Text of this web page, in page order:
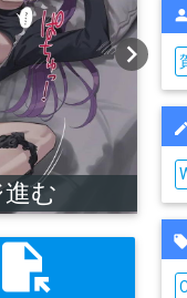
chevron_right
む
file_open